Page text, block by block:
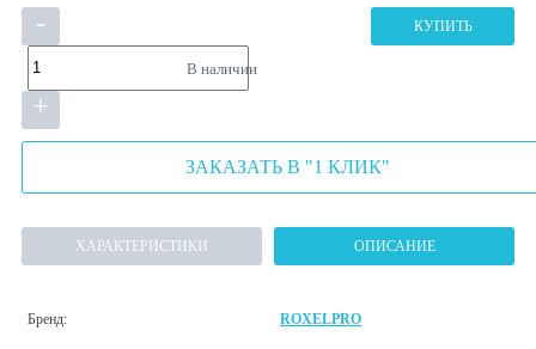
-
+
КУПИТЬ
В наличии
ЗАКАЗАТЬ В "1 КЛИК"
ХАРАКТЕРИСТИКИ ОПИСАНИЕ
Бренд: ROXELPRO